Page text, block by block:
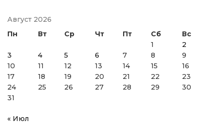
Август 2026
Пн
Вт Ср Чт Пт Сб
Вс
1
2
3
4 5 6 7 8
9
10
11 12 13 14 15
16
17
18 19 20 21 22
23
24
25 26 27 28 29
30
31
« Июл